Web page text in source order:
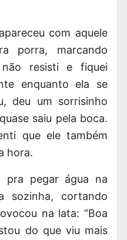
com aquele
porra, marcando
resisti e fiquei
enquanto ela se
deu um sorrisinho
saiu pela boca.
que ele também
hora.
pra pegar água na
sozinha, cortando
na lata: “Boa
do que viu mais